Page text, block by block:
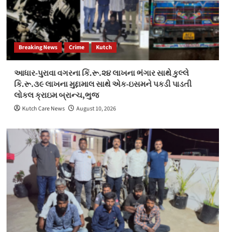
Breaking News Crime Kutch
આધાર-પુરાવા વગરના કિં.રૂ.૨૪ લાખના ભંગાર સાથે કુલ્લે
કિ.રૂ.૩૯ લાખના મુદ્દામાલ સાથે એક-ઇસમને પકડી પાડતી
લોકલ ક્રાઇમ બ્રાન્ચ,ભુજ
Kutch Care News August 10, 2026